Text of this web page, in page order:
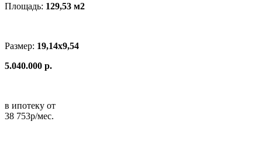
Площадь: 129,53 м2
Размер: 19,14x9,54
5.040.000 р.
в ипотеку от
38 753р/мес.